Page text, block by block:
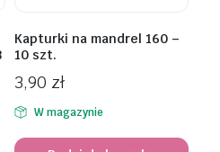
Kapturki na mandrel 160 –
10 szt.
3,90 zł
W magazynie